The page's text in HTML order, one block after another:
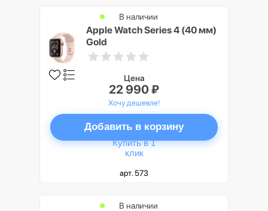
Apple Watch Series 4 (40 мм)
Gold
В наличии
Цена
22 990 ₽
Хочу дешевле!
Добавить в корзину
Купить в 1
клик
арт. 573
В наличии